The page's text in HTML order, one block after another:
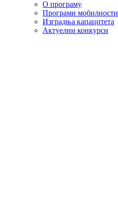
О програму
Програми мобилности
Изградња капацитета
Актуелни конкурси